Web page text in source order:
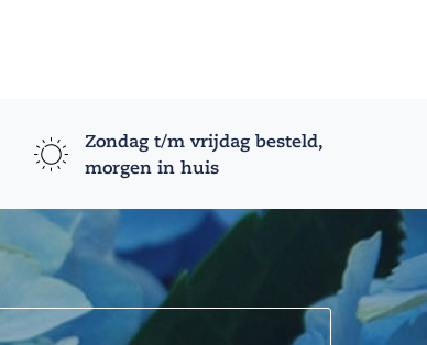
Zondag t/m vrijdag besteld,
morgen in huis